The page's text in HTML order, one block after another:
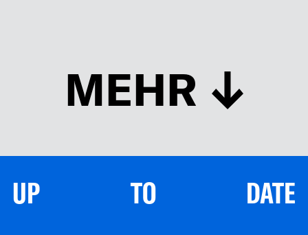
MEHR
UP TO DATE